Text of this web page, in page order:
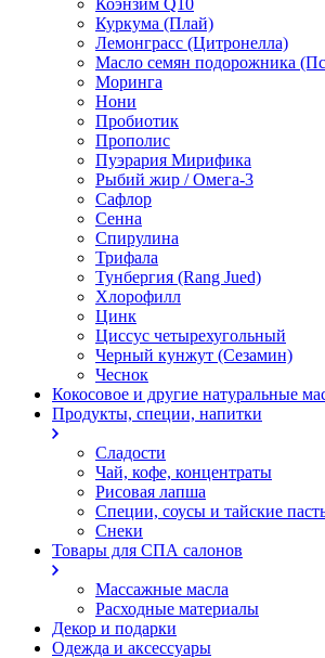
Коэнзим Q10
Куркума (Плай)
Лемонграсс (Цитронелла)
Масло семян подорожника
Моринга
Нони
Пробиотик
Прополис
Пуэрария Мирифика
Рыбий жир / Омега-3
Сафлор
Сенна
Спирулина
Трифала
Тунбергия (Rang Jued)
Хлорофилл
Цинк
Циссус четырехугольный
Черный кунжут (Сезамин)
Чеснок
Кокосовое и другие натуральные
Продукты, специи, напитки
Сладости
Чай, кофе, концентраты
Рисовая лапша
Специи, соусы и тайские
Снеки
Товары для СПА салонов
Массажные масла
Расходные материалы
Декор и подарки
Одежда и аксессуары